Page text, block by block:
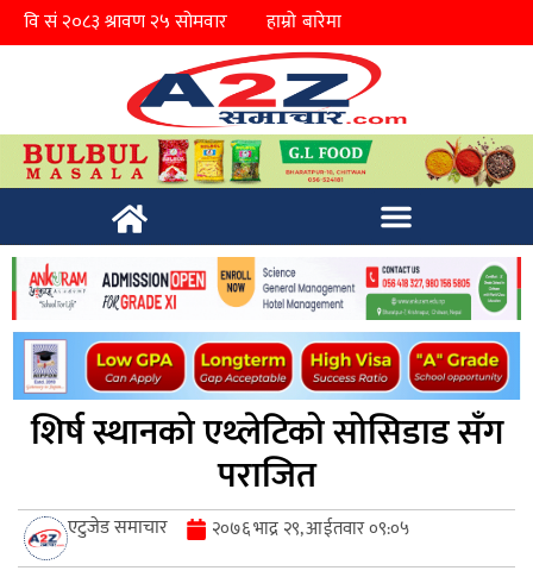
हाम्रो बारेमा
शिर्ष स्थानको एथ्लेटिको सोसिडाड सँग
पराजित
एटुजेड समाचार २०७६ भाद्र २९, आईतवार ०९:०५